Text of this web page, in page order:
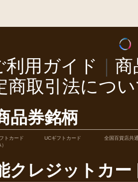
利用ガイド
商
商取引法につ
品券銘柄
トカード
UCギフトカード 全国百貨店共
クレジットカー